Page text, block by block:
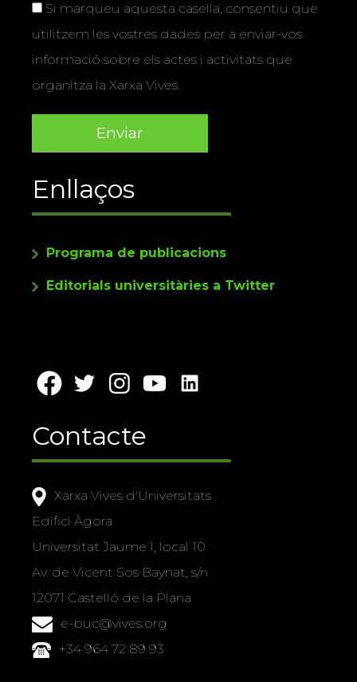
Si marqueu aquesta casella, consentiu que
utilitzem les vostres dades per a enviar-vos
informació sobre els actes i activitats que
organitza la Xarxa Vives.
Enllaços
Programa de publicacions
Editorials universitàries a Twitter
Contacte
Xarxa Vives d'Universitats
Edifici Àgora
Universitat Jaume I, local 10
Av. de Vicent Sos Baynat, s/n
12071 Castelló de la Plana
e-buc@vives.org
+34 964 72 89 93